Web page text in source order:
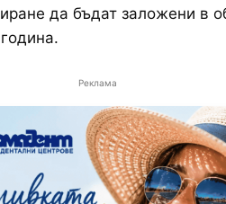
да бъдат заложени в
Реклама